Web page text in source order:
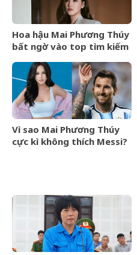
Hoa hậu Mai Phương Thúy
bất ngờ vào top tìm kiếm
vọt
Vì sao Mai Phương Thúy
cực kì không thích Messi?